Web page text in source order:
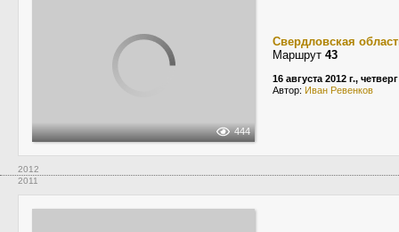
444
Свердловская
Маршрут 43
16 августа 2012 г., четверг
Автор: Иван Ревенков
2012
2011